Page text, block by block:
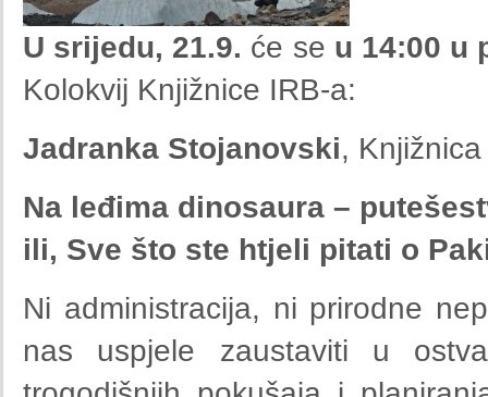
U srijedu, 21.9. će se u 14:00 u
Kolokvij Knjižnice IRB-a:
Jadranka Stojanovski,
Na leđima dinosaura –
ili, Sve što ste htjeli pitati o
Ni administracija, ni prirodne
nas uspjele zaustaviti u